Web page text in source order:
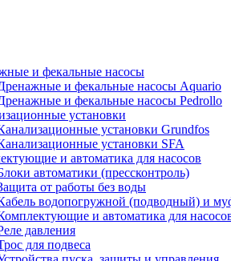
и фекальные насосы
и фекальные насосы Aquario
и фекальные насосы Pedrollo
установки
установки Grundfos
установки SFA
и автоматика для насосов
автоматики (прессконтроль)
от работы без воды
водопогружной (подводный) и
и автоматика для
давления
для подвеса